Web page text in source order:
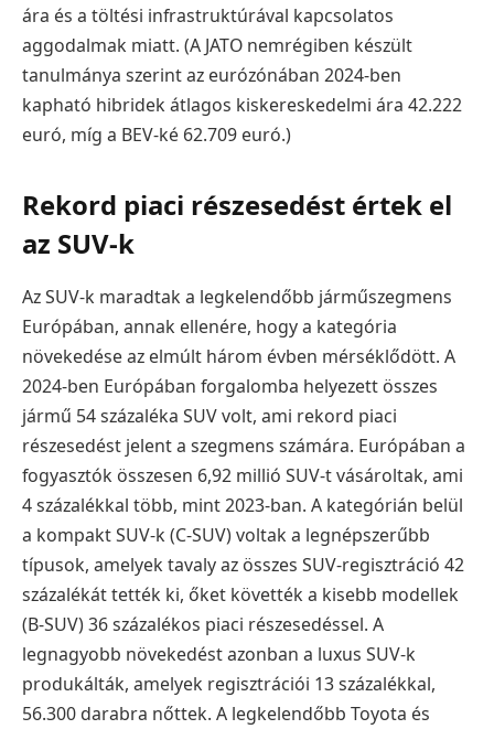
ára és a töltési infrastruktúrával kapcsolatos
aggodalmak miatt. (A JATO nemrégiben készült
tanulmánya szerint az eurózónában 2024-ben
kapható hibridek átlagos kiskereskedelmi ára 42.222
euró, míg a BEV-ké 62.709 euró.)
Rekord piaci részesedést értek el
az SUV-k
Az SUV-k maradtak a legkelendőbb járműszegmens
Európában, annak ellenére, hogy a kategória
növekedése az elmúlt három évben mérséklődött. A
2024-ben Európában forgalomba helyezett összes
jármű 54 százaléka SUV volt, ami rekord piaci
részesedést jelent a szegmens számára. Európában a
fogyasztók összesen 6,92 millió SUV-t vásároltak, ami
4 százalékkal több, mint 2023-ban. A kategórián belül
a kompakt SUV-k (C-SUV) voltak a legnépszerűbb
típusok, amelyek tavaly az összes SUV-regisztráció 42
százalékát tették ki, őket követték a kisebb modellek
(B-SUV) 36 százalékos piaci részesedéssel. A
legnagyobb növekedést azonban a luxus SUV-k
produkálták, amelyek regisztrációi 13 százalékkal,
56.300 darabra nőttek. A legkelendőbb Toyota és